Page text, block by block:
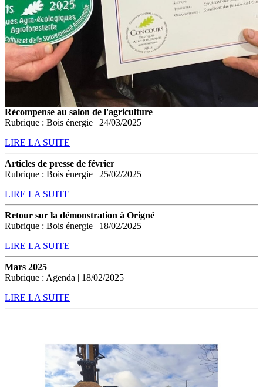
Récompense au salon de l'agriculture
Rubrique : Bois énergie | 24/03/2025
LIRE LA SUITE
Articles de presse de février
Rubrique : Bois énergie | 25/02/2025
LIRE LA SUITE
Retour sur la démonstration à Origné
Rubrique : Bois énergie | 18/02/2025
LIRE LA SUITE
Mars 2025
Rubrique : Agenda | 18/02/2025
LIRE LA SUITE